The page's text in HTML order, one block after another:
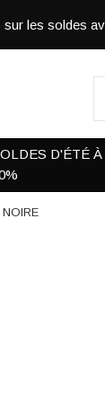
D'ÉTÉ À
sur les soldes